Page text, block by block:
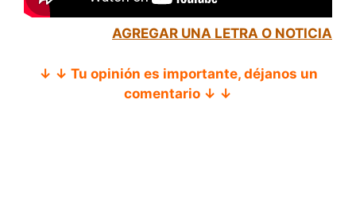
AGREGAR UNA LETRA O NOTICIA
↓ ↓ Tu opinión es importante, déjanos un
comentario ↓ ↓